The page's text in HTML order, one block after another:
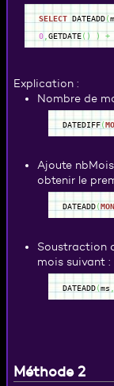
SELECT DATEADD(
0 GETDATE( ) ) +
Explication :
Nombre de
DATEDIFF(
Ajoute
obtenir le
DATEADD(
Soustraction
mois suivant :
DATEADD(ms
Méthode 2